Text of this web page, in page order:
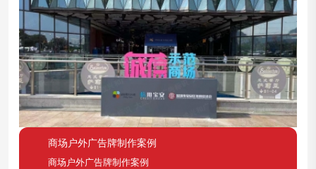
商场户外广告牌制作案例
商场户外广告牌制作案例